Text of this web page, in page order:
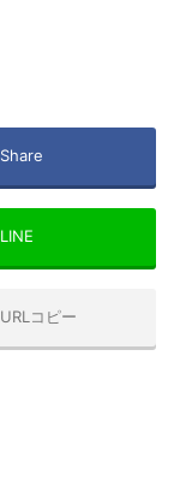
Share
LINE
URLコピー